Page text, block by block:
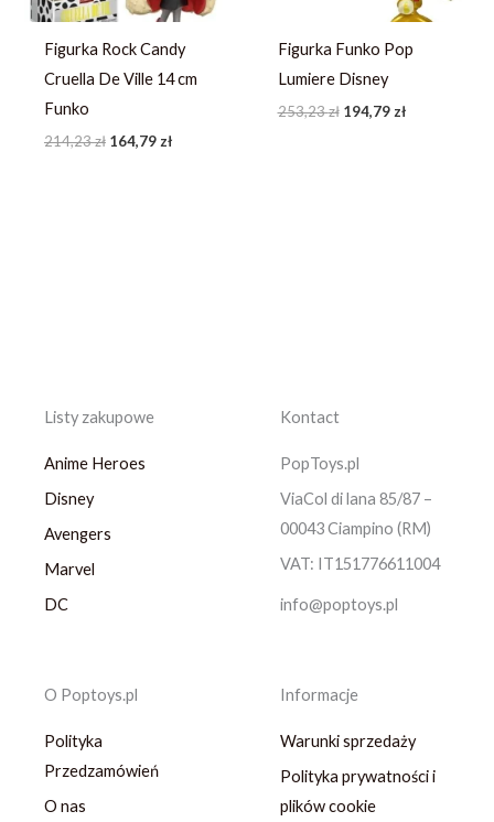
Figurka Rock Candy
Cruella De Ville 14 cm
Funko
214,23zł 164,79 zł
Figurka Funko Pop
Lumiere Disney
253,23zł 194,79 zł
Listy zakupowe
Anime Heroes
Disney
Avengers
Marvel
DC
Kontact
PopToys.pl
ViaCol di lana 85/87 –
00043 Ciampino (RM)
VAT: IT151776611004
info@poptoys.pl
O Poptoys.pl
Polityka
Przedzamówień
O nas
Informacje
Warunki sprzedaży
Polityka prywatności i
plików cookie